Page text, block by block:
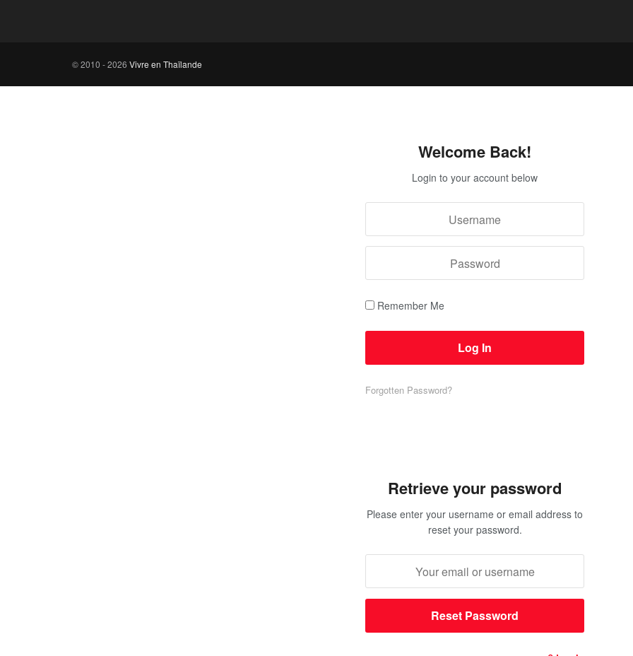
© 2010 - 2026 Vivre en Thaïlande
Welcome Back!
Login to your account below
Remember Me
Forgotten Password?
Retrieve your password
Please enter your username or email address to
reset your password.